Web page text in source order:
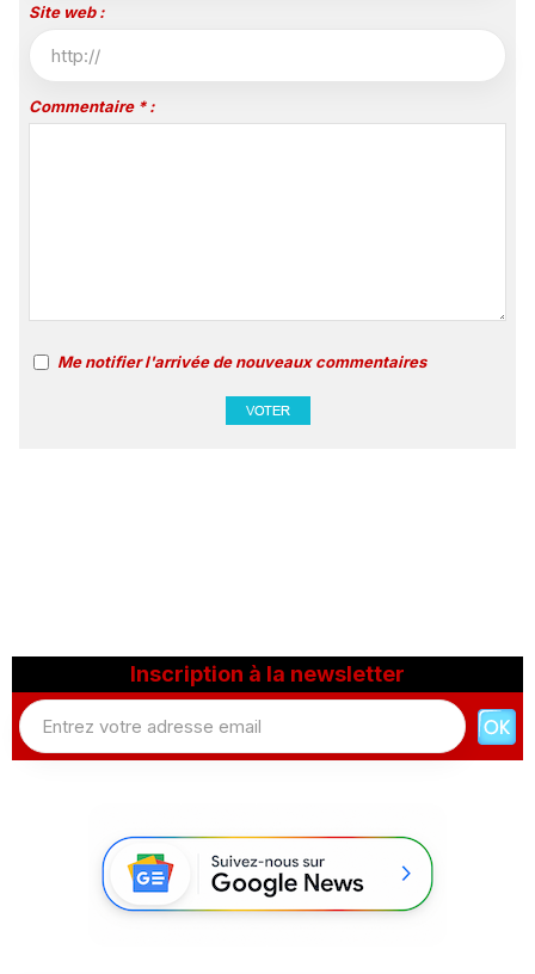
Site web :
Commentaire * :
Me notifier l'arrivée de nouveaux commentaires
Inscription à la newsletter